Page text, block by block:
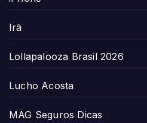
Irã
Lollapalooza Brasil 2026
Lucho Acosta
MAG Seguros Dicas